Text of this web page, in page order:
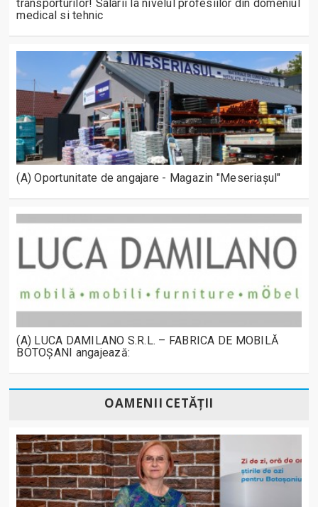
transporturilor! Salarii la nivelul profesiilor din domeniul
medical si tehnic
(A) Oportunitate de angajare - Magazin "Meseriașul"
(A) LUCA DAMILANO S.R.L. – FABRICA DE MOBILĂ
BOTOȘANI angajează:
OAMENII CETĂȚII